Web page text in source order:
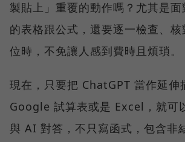
製貼上」重覆的動作嗎？尤其是
的表格跟公式，還要逐一檢查、
位時，不免讓人感到費時且煩瑣。
現在，只要把 ChatGPT 當作延伸
Google 試算表或是 Excel，就可
與 AI 對答，不只寫函式，包含非